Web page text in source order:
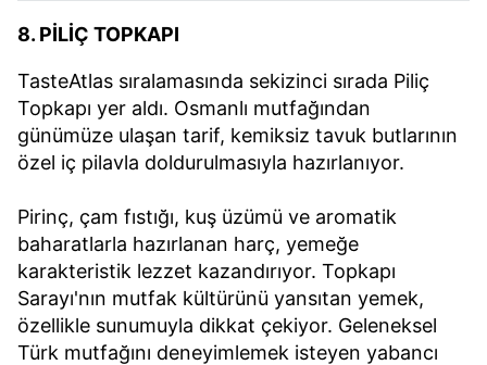
8. PİLİÇ TOPKAPI
TasteAtlas sıralamasında sekizinci sırada Piliç
Topkapı yer aldı. Osmanlı mutfağından
günümüze ulaşan tarif, kemiksiz tavuk butlarının
özel iç pilavla doldurulmasıyla hazırlanıyor.
Pirinç, çam fıstığı, kuş üzümü ve aromatik
baharatlarla hazırlanan harç, yemeğe
karakteristik lezzet kazandırıyor. Topkapı
Sarayı'nın mutfak kültürünü yansıtan yemek,
özellikle sunumuyla dikkat çekiyor. Geleneksel
Türk mutfağını deneyimlemek isteyen yabancı